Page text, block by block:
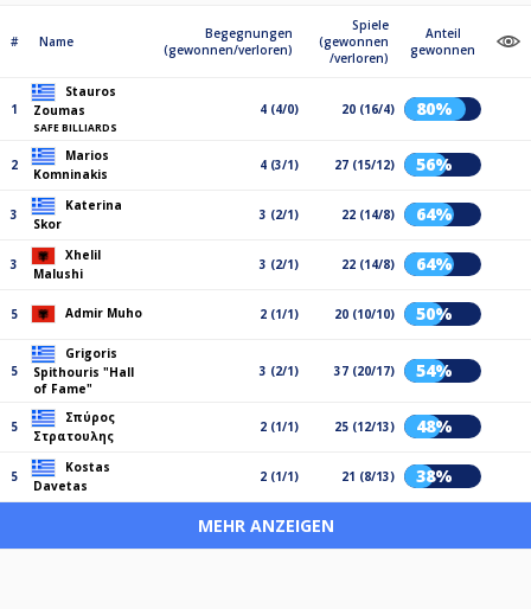
# Name
Begegnungen
(gewonnen/verloren)
Spiele
(gewonnen
/verloren)
Anteil
gewonnen
1
Stauros
Zoumas
SAFE BILLIARDS
4 (4/0) 20 (16/4) 80%
2
Marios
Komninakis
4 (3/1) 27 (15/12) 56%
3
Katerina
Skor
3 (2/1) 22 (14/8) 64%
3
Xhelil
Malushi
3 (2/1) 22 (14/8) 64%
5 Admir Muho 2 (1/1) 20 (10/10) 50%
5
Grigoris
Spithouris "Hall
of Fame"
3 (2/1) 37 (20/17) 54%
5
Σπύρος
Στρατουλης
2 (1/1) 25 (12/13) 48%
5
Kostas
Davetas
2 (1/1) 21 (8/13) 38%
MEHR ANZEIGEN